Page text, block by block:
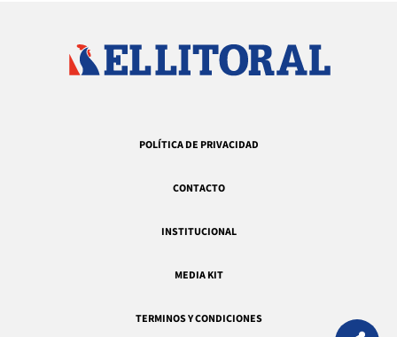
POLÍTICA DE PRIVACIDAD
CONTACTO
INSTITUCIONAL
MEDIA KIT
TERMINOS Y CONDICIONES